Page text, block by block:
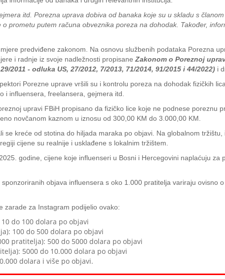
itd. Porezna uprava dobiva od banaka koje su u skladu s
prometu putem računa obveznika poreza na dohodak. Također,
predviđene zakonom. Na osnovu službenih podataka Porezna
i radnje iz svoje nadležnosti propisane Zakonom o Poreznoj
2011 - odluka US, 27/2012, 7/2013, 71/2014, 91/2015 i 44/2022) i
Porezne uprave vršili su i kontrolu poreza na dohodak fizičkih
i influensera, freelansera, gejmera itd.
upravi FBiH propisano da fizičko lice koje ne podnese poreznu
novčanom kaznom u iznosu od 300,00 KM do 3.000,00 KM.
se kreće od stotina do hiljada maraka po objavi. Na globalnom
cijene su realnije i usklađene s lokalnim tržištem.
godine, cijene koje influenseri u Bosni i Hercegovini naplaćuju
objava influensera s oko 1.000 pratitelja variraju ovisno
zarade za Instagram podijelio ovako:
do 100 dolara po objavi
100 do 500 dolara po objavi
pratitelja): 500 do 5000 dolara po objavi
5000 do 10.000 dolara po objavi
dolara i više po objavi.